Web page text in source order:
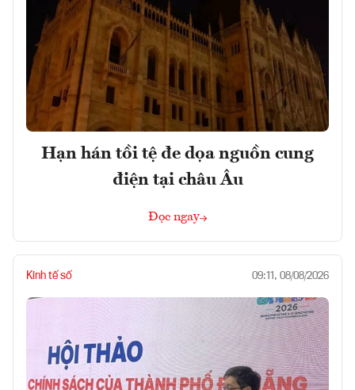
Hạn hán tồi tệ đe dọa nguồn cung
điện tại châu Âu
Đọc ngay
Kinh tế số 09:11, 08/08/2026